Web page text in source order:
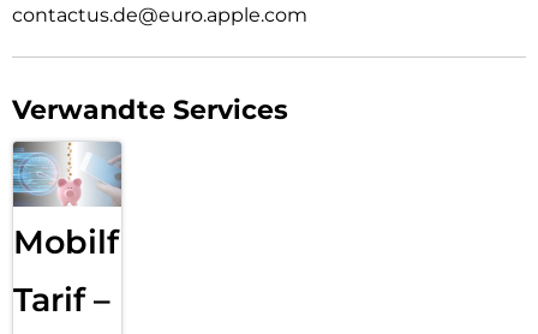
contactus.de@euro.apple.com
Verwandte Services
Mobilfunk
Tarif –